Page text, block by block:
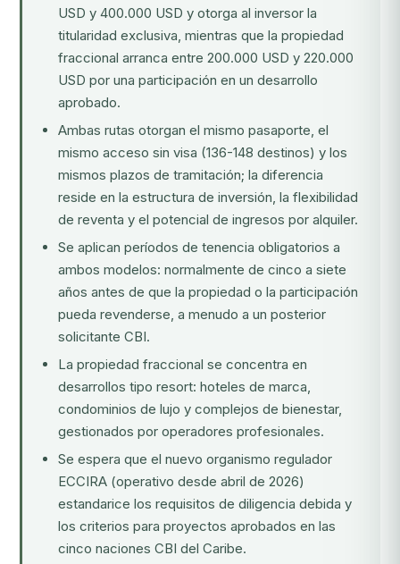
USD y 400.000 USD y otorga al inversor la
titularidad exclusiva, mientras que la propiedad
fraccional arranca entre 200.000 USD y 220.000
USD por una participación en un desarrollo
aprobado.
Ambas rutas otorgan el mismo pasaporte, el
mismo acceso sin visa (136-148 destinos) y los
mismos plazos de tramitación; la diferencia
reside en la estructura de inversión, la flexibilidad
de reventa y el potencial de ingresos por alquiler.
Se aplican períodos de tenencia obligatorios a
ambos modelos: normalmente de cinco a siete
años antes de que la propiedad o la participación
pueda revenderse, a menudo a un posterior
solicitante CBI.
La propiedad fraccional se concentra en
desarrollos tipo resort: hoteles de marca,
condominios de lujo y complejos de bienestar,
gestionados por operadores profesionales.
Se espera que el nuevo organismo regulador
ECCIRA (operativo desde abril de 2026)
estandarice los requisitos de diligencia debida y
los criterios para proyectos aprobados en las
cinco naciones CBI del Caribe.